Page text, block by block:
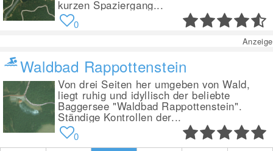
kurzen Spaziergang...
0
Anzeige
Waldbad Rappottenstein
Von drei Seiten her umgeben von Wald,
liegt ruhig und idyllisch der beliebte
Baggersee "Waldbad Rappottenstein".
Ständige Kontrollen der...
0